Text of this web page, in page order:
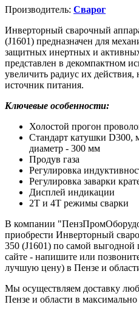
Производитель: Сварог
Инверторный сварочный
(J1601) предназначен для
защитных инертных и
представлен в декомпактном
увеличить радиус их действия,
источник питания.
Ключевые особенности:
Холостой прогон
Cтандарт катушки D300,
диаметр - 300 мм
Продув газа
Регулировка
Регулировка заварки
Дисплей индикации
2Т и 4Т режимы сварки
В компании
приобрести Инверторный
350 (J1601) по самой выгодной
сайте - напишите или
лучшую цену) в Пензе и
Мы осуществляем доставку
Пензе и области в